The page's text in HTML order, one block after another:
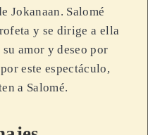
Jokanaan. Salomé
y se dirige a ella
amor y deseo por
este espectáculo,
a Salomé.